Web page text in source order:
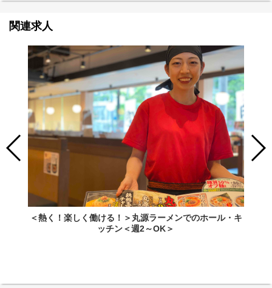
関連求人
＜熱く！楽しく働ける！＞丸源ラーメンでのホール・キ
ッチン＜週2～OK＞